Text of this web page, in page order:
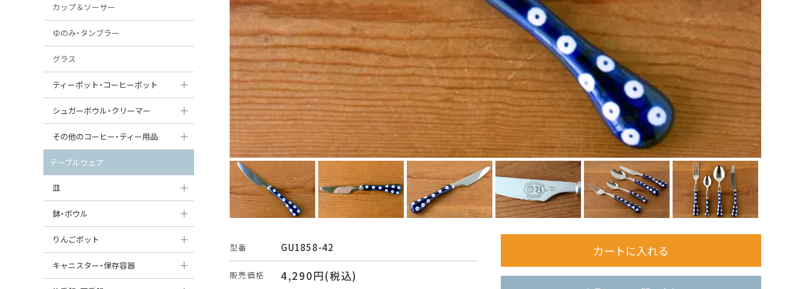
型番 GU1858-42
販売価格 4,290円(税込)
カップ＆ソーサー
ゆのみ・タンブラー
グラス
ティーポット・コーヒーポット
ティーポット
コーヒーポット
シュガーボウル・クリーマー
シュガーボウル
クリーマー
その他のコーヒー・ティー用品
ポットウォーマー
ピッチャー
コーヒードリッパー
すべて見る
テーブルウェア
皿
大皿（24cm〜）
中皿（18〜24cm）
鉢・ボウル
大鉢（21cm〜）
中鉢（16〜21cm）
りんごポット
りんごポット
キャニスター・保存容器